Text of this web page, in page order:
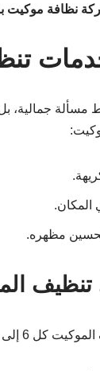
نظافة موكيت
خدمات
جمالية، بل
المكان.
مظهره.
تنظيف
القيام بذلك بشكل أكثر تكرارًا، مثل: